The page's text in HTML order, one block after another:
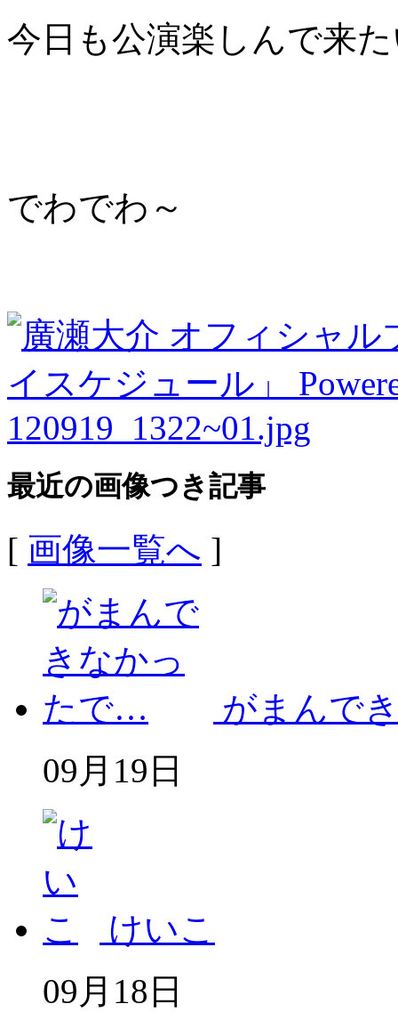
今日も公演楽しんで来
でわでわ～
最近の画像つき記事
[ 画像一覧へ ]
がまんで
09月19日
けいこ
09月18日